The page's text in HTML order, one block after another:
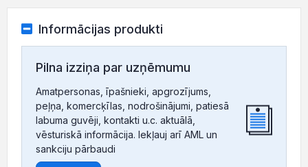
Informācijas produkti
Pilna izziņa par uzņēmumu
Amatpersonas, īpašnieki, apgrozījums,
peļņa, komercķīlas, nodrošinājumi, patiesā
labuma guvēji, kontakti u.c. aktuālā,
vēsturiskā informācija. Iekļauj arī AML un
sankciju pārbaudi